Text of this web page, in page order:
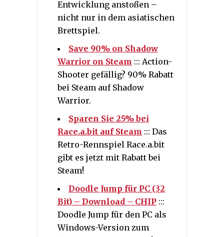
Entwicklung anstoßen –
nicht nur in dem asiatischen
Brettspiel.
Save 90% on Shadow
Warrior on Steam ::: Action-
Shooter gefällig? 90% Rabatt
bei Steam auf Shadow
Warrior.
Sparen Sie 25% bei
Race.a.bit auf Steam ::: Das
Retro-Rennspiel Race.a.bit
gibt es jetzt mit Rabatt bei
Steam!
Doodle Jump für PC (32
Bit) – Download – CHIP :::
Doodle Jump für den PC als
Windows-Version zum